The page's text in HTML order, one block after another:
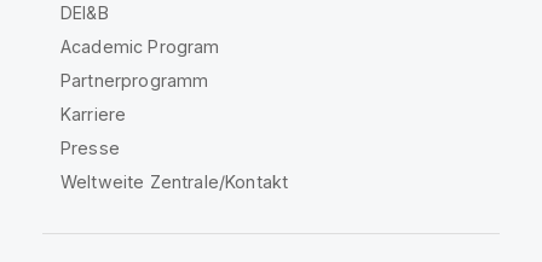
DEI&B
Academic Program
Partnerprogramm
Karriere
Presse
Weltweite Zentrale/Kontakt